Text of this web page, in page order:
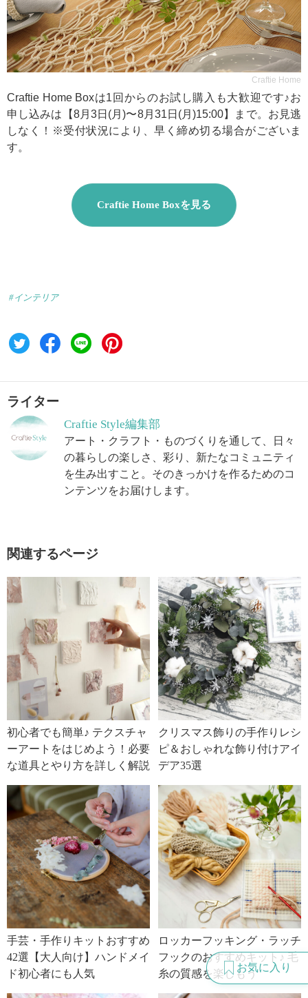
Craftie Home
Craftie Home Boxは1回からのお試し購入も大歓迎です♪お
申し込みは【8月3日(月)〜8月31日(月)15:00】まで。お見逃
しなく！※受付状況により、早く締め切る場合がございま
す。
Craftie Home Boxを見る
#インテリア
お気に入り
ライター
Craftie Style編集部
アート・クラフト・ものづくりを通して、日々
の暮らしの楽しさ、彩り、新たなコミュニティ
を生み出すこと。そのきっかけを作るためのコ
ンテンツをお届けします。
関連するページ
初心者でも簡単♪ テクスチャ
ーアートをはじめよう！必要
な道具とやり方を詳しく解説
クリスマス飾りの手作りレシ
ピ＆おしゃれな飾り付けアイ
デア35選
手芸・手作りキットおすすめ
42選【大人向け】ハンドメイ
ド初心者にも人気
ロッカーフッキング・ラッチ
フックのおすすめキット♪ 毛
糸の質感を楽しもう